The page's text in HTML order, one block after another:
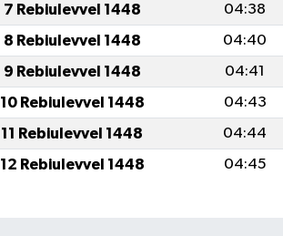
7 Rebiulevvel 1448 04:38
8 Rebiulevvel 1448 04:40
9 Rebiulevvel 1448 04:41
10 Rebiulevvel 1448 04:43
11 Rebiulevvel 1448 04:44
12 Rebiulevvel 1448 04:45